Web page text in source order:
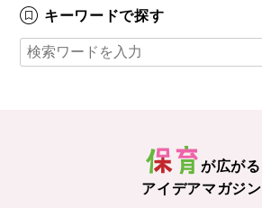
キーワードで探す
が広がる
アイデアマガジン